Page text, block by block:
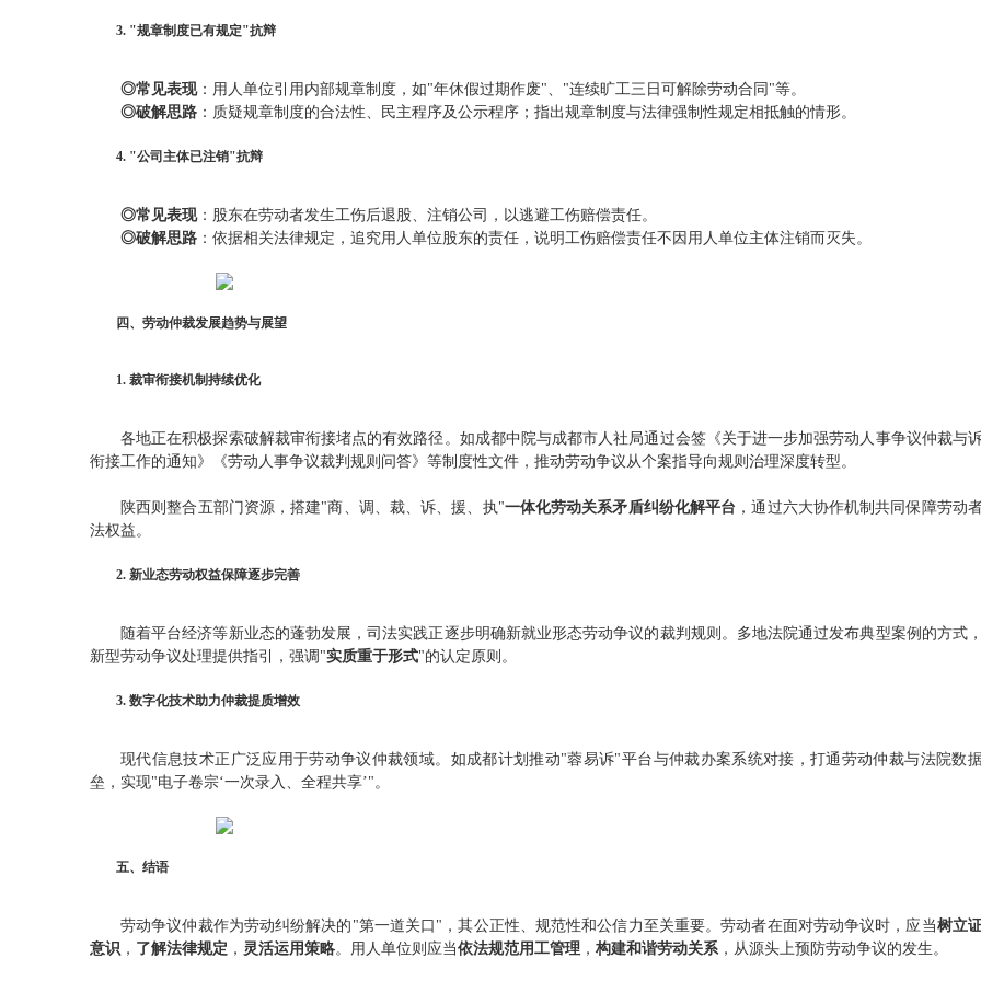
3. "规章制度已有规定"抗辩
◎常见表现：用人单位引用内部规章制度，如"年休假过期作废"、"连续旷工三日可解除劳动合同"等。
◎破解思路 ：质疑规章制度的合法性、民主程序及公示程序；指出规章制度与法律强制性规定相抵触的情形。
4. "公司主体已注销"抗辩
◎常见表现：股东在劳动者发生工伤后退股、注销公司，以逃避工伤赔偿责任。
◎破解思路 ：依据相关法律规定，追究用人单位股东的责任，说明工伤赔偿责任不因用人单位主体注销而灭失。
四、劳动仲裁发展趋势与展望
1. 裁审衔接机制持续优化
各地正在积极探索破解裁审衔接堵点的有效路径。如成都中院与成都市人社局通过会签《关于进一步加强劳动人事争议仲裁与
衔接工作的通知》《劳动人事争议裁判规则问答》等制度性文件，推动劳动争议从个案指导向规则治理深度转型。
陕西则整合五部门资源，搭建"商、调、裁、诉、援、执"一体化劳动关系矛盾纠纷化解平台 ，通过六大协作机制共同保障劳动
法权益。
2. 新业态劳动权益保障逐步完善
随着平台经济等新业态的蓬勃发展，司法实践正逐步明确新就业形态劳动争议的裁判规则。多地法院通过发布典型案例的方式
新型劳动争议处理提供指引，强调"实质重于形式"的认定原则。
3. 数字化技术助力仲裁提质增效
现代信息技术正广泛应用于劳动争议仲裁领域。如成都计划推动"蓉易诉"平台与仲裁办案系统对接，打通劳动仲裁与法院数
垒，实现"电子卷宗‘一次录入、全程共享’"。
五、结语
劳动争议仲裁作为劳动纠纷解决的"第一道关口"，其公正性、规范性和公信力至关重要。劳动者在面对劳动争议时，应当树立
意识 ， 了解法律规定 ， 灵活运用策略。用人单位则应当依法规范用工管理 ， 构建和谐劳动关系，从源头上预防劳动争议的发生。